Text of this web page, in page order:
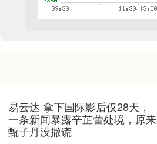
易云达 拿下国际影后仅28天，
一条新闻暴露辛芷蕾处境，原来
甄子丹没撒谎